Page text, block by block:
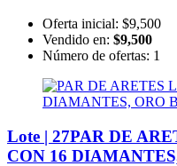
Oferta inicial: $9,500
Vendido en: $9,500
Número de ofertas: 1
Lote | 27PAR DE
CON 16